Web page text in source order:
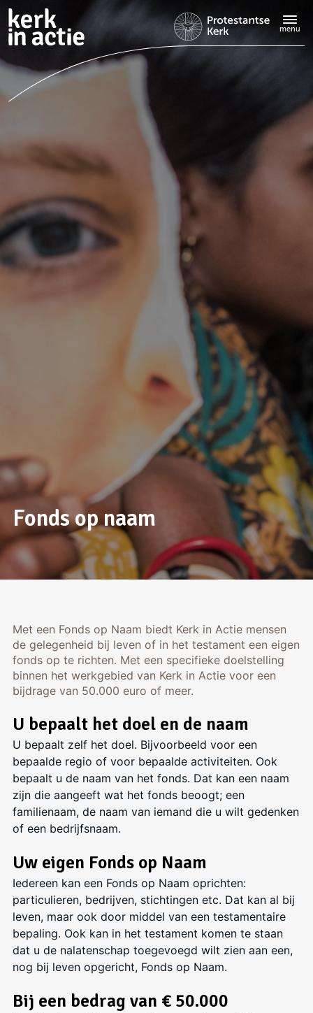
Doorgaan
naar
hoofdinhoud
menu
Fonds op naam
Met een Fonds op Naam biedt Kerk in Actie mensen
de gelegenheid bij leven of in het testament een eigen
fonds op te richten. Met een specifieke doelstelling
binnen het werkgebied van Kerk in Actie voor een
bijdrage van 50.000 euro of meer.
U bepaalt het doel en de naam
U bepaalt zelf het doel. Bijvoorbeeld voor een
bepaalde regio of voor bepaalde activiteiten. Ook
bepaalt u de naam van het fonds. Dat kan een naam
zijn die aangeeft wat het fonds beoogt; een
familienaam, de naam van iemand die u wilt gedenken
of een bedrijfsnaam.
Uw eigen Fonds op Naam
Iedereen kan een Fonds op Naam oprichten:
particulieren, bedrijven, stichtingen etc. Dat kan al bij
leven, maar ook door middel van een testamentaire
bepaling. Ook kan in het testament komen te staan
dat u de nalatenschap toegevoegd wilt zien aan een,
nog bij leven opgericht, Fonds op Naam.
Bij een bedrag van € 50.000